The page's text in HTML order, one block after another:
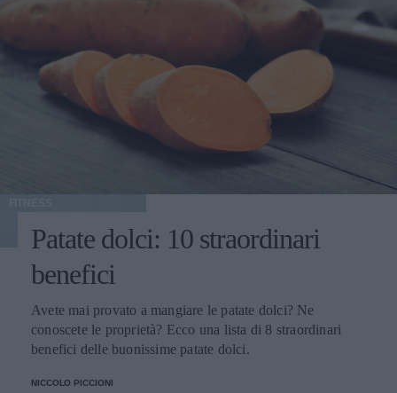
Patate dolci: 10 straordinari
benefici
Avete mai provato a mangiare le patate dolci? Ne
conoscete le proprietà? Ecco una lista di 8 straordinari
benefici delle buonissime patate dolci.
NICCOLO PICCIONI